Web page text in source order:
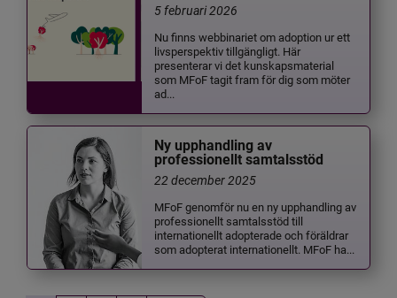
5 februari 2026
Nu finns webbinariet om adoption ur ett
livsperspektiv tillgängligt. Här
presenterar vi det kunskapsmaterial
som MFoF tagit fram för dig som möter
ad...
Ny upphandling av
professionellt samtalsstöd
22 december 2025
MFoF genomför nu en ny upphandling av
professionellt samtalsstöd till
internationellt adopterade och föräldrar
som adopterat internationellt. MFoF ha...